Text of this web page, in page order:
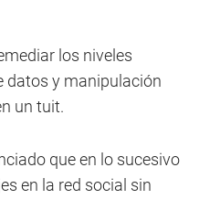
los niveles
datos y manipulación
un tuit.
que en lo sucesivo
en la red social sin